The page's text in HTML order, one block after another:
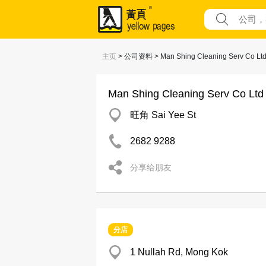
主页 > 公司资料 > Man Shing Cleaning Serv Co Ltd
Man Shing Cleaning Serv Co Ltd
旺角 Sai Yee St
2682 9288
分享给朋友
分店
1 Nullah Rd, Mong Kok